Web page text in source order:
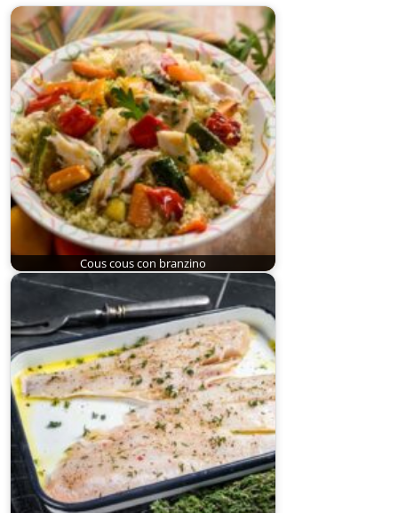
Cous cous con branzino